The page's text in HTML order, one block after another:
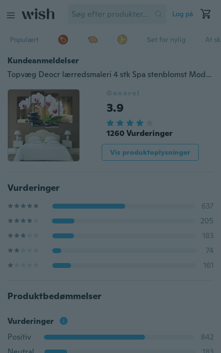
Log på
Populært Set for nylig At
Kundeanmeldelser
Topvæg Deocr lærredsmaleri 4 stk Spa stenblomst Moderne trykte oliebilleder Skønhed i hjemmet Stue Ingen rammestørrelse 12 af 32
Generel
3.9
1260 Vurderinger
Vis produktoplysninger
Vurderinger
637
205
183
74
161
Produktbedømmelser
Vurderinger
Positiv
842